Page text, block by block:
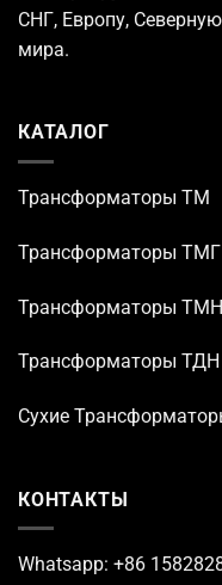
СНГ, Европу,
мира.
КАТАЛОГ
Трансформаторы TM
Трансформаторы ТМГ
Трансформаторы ТМН
Трансформаторы ТДН
Сухие
КОНТАКТЫ
Whatsapp: +86